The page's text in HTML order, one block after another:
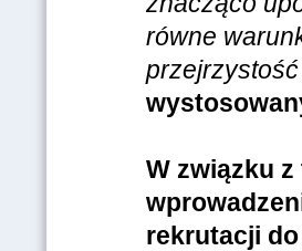
równe
W związku
rekrutacji